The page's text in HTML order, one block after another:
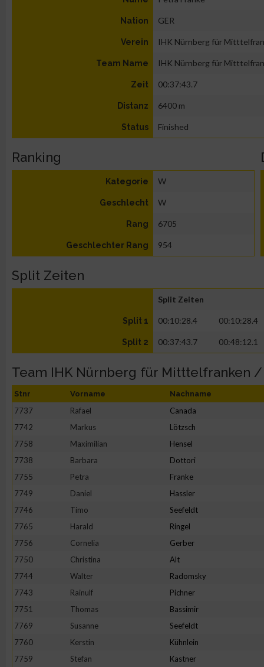
Nation GER
Verein IHK Nürnberg für
Team Name IHK Nürnberg für
Zeit 00:37:43.7
Distanz 6400 m
Status Finished
Ranking
Kategorie W
Geschlecht W
Rang 6705
Geschlechter Rang 954
Split Zeiten
Split Zeiten
Split 1 00:10:28.4 00:10:28.4
Split 2 00:37:43.7 00:48:12.1
Team IHK Nürnberg für Mitttelfranken /
Stnr Vorname Nachname
7737 Rafael Canada
7742
Markus Lötzsch
7758
Maximilian Hensel
7738
Barbara Dottori
7755
Petra Franke
7749
Daniel Hassler
7746
Timo Seefeldt
7765
Harald Ringel
7756
Cornelia Gerber
7750
Christina Alt
7744
Walter Radomsky
7743
Rainulf Pichner
7751
Thomas Bassimir
7769
Susanne Seefeldt
7760
Kerstin Kühnlein
7759
Stefan Kastner